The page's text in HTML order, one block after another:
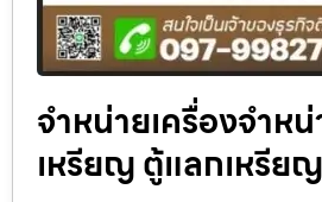
จำหน่ายเครื่องจำห
เหรียญ ตู้แลกเหรีย